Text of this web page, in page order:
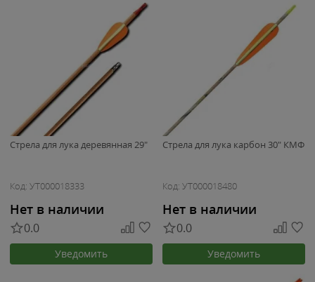
Стрела для лука деревянная 29"
Код: УТ000018333
Нет в наличии
0.0
Уведомить
Стрела для лука карбон 30" КМФ
Код: УТ000018480
Нет в наличии
0.0
Уведомить